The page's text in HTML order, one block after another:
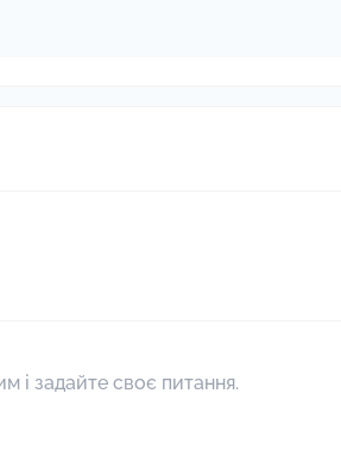
і задайте своє питання.